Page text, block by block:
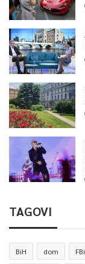
TAGOVI
BiH dom